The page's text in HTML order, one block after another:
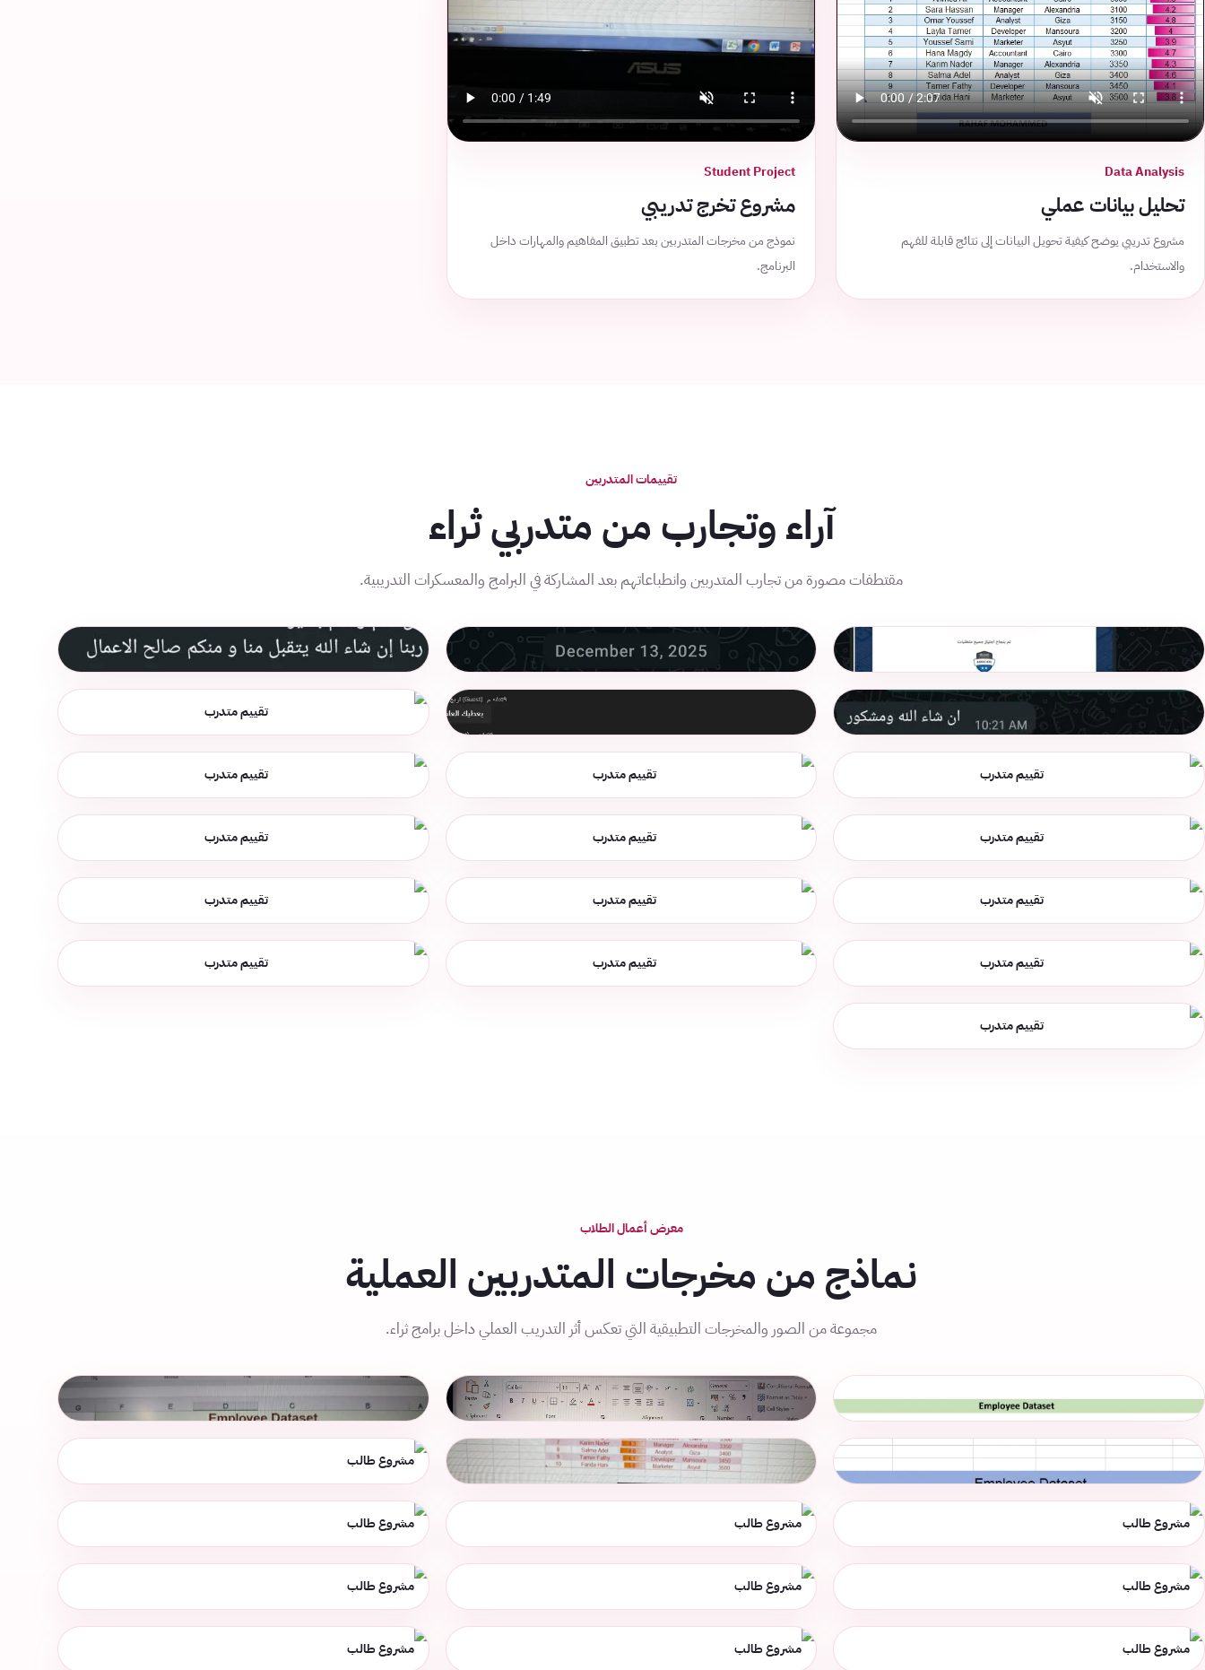
Data Analysis
تحليل بيانات عملي
مشروع تدريبي يوضح كيفية تحويل البيانات إلى نتائج قابلة للفهم
والاستخدام.
Student Project
مشروع تخرج تدريبي
نموذج من مخرجات المتدربين بعد تطبيق المفاهيم والمهارات داخل
البرنامج.
تقييمات المتدربين
آراء وتجارب من متدربي ثراء
مقتطفات مصورة من تجارب المتدربين وانطباعاتهم بعد المشاركة في البرامج والمعسكرات التدريبية.
معرض أعمال الطلاب
نماذج من مخرجات المتدربين العملية
مجموعة من الصور والمخرجات التطبيقية التي تعكس أثر التدريب العملي داخل برامج ثراء.